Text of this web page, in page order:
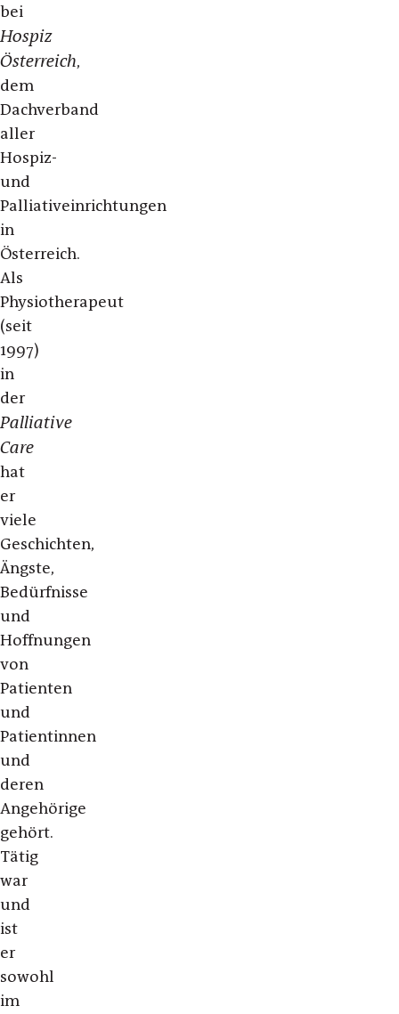
bei
Hospiz
Österreich,
dem
Dachverband
aller
Hospiz-
und
Palliativeinrichtungen
in
Österreich.
Als
Physiotherapeut
(seit
1997)
in
der
Palliative
Care
hat
er
viele
Geschichten,
Ängste,
Bedürfnisse
und
Hoffnungen
von
Patienten
und
Patientinnen
und
deren
Angehörige
gehört.
Tätig
war
und
ist
er
sowohl
im